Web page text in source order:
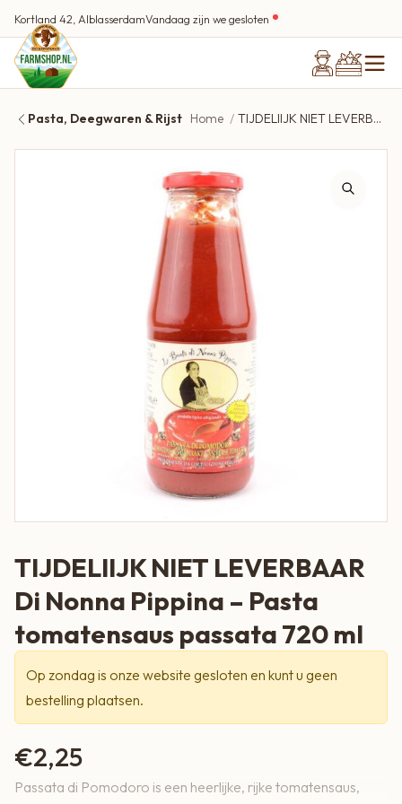
Kortland 42, AlblasserdamVandaag zijn we gesloten
Pasta, Deegwaren & Rijst Home TIJDELIIJK NIET LEVERBAAR Di Nonna Pippina – Pasta tomatensaus passata 720 ml
TIJDELIIJK NIET LEVERBAAR
Di Nonna Pippina – Pasta
tomatensaus passata 720 ml
Op zondag is onze website gesloten en kunt u geen
bestelling plaatsen.
€2,25
Passata di Pomodoro is een heerlijke, rijke tomatensaus,